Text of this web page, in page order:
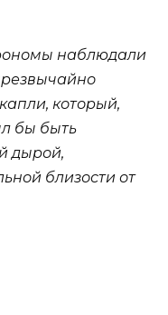
наблюдали
который,
бы быть
дырой,
близости от